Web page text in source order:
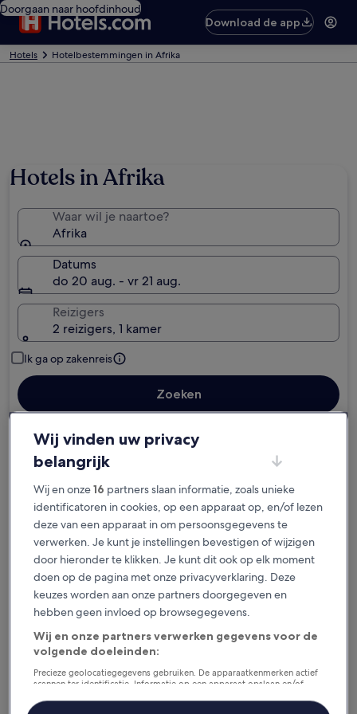
Doorgaan naar hoofdinhoud
Download de app
Hotels Hotelbestemmingen in Afrika
Hotels in Afrika
Waar wil je naartoe?
Afrika
Datums
do 20 aug. - vr 21 aug.
Reizigers
2 reizigers, 1 kamer
Ik ga op zakenreis
Zoeken
Gratis annuleringsopties als je plannen
veranderen
Spaar beloningen voor elke nacht van je
verblijf
Bespaar meer met ledenprijzen
Bekijk de prijzen voor deze datums
Vandaag
Morgen
Wij vinden uw privacy
belangrijk
Wij en onze16 partners slaan informatie, zoals unieke
identificatoren in cookies, op een apparaat op, en/of lezen
deze van een apparaat in om persoonsgegevens te
verwerken. Je kunt je instellingen bevestigen of wijzigen
door hieronder te klikken. Je kunt dit ook op elk moment
doen op de pagina met onze privacyverklaring. Deze
keuzes worden aan onze partners doorgegeven en
hebben geen invloed op browsegegevens.
Wij en onze partners verwerken gegevens voor de
volgende doeleinden:
Precieze geolocatiegegevens gebruiken. De apparaatkenmerken actief
scannen ter identificatie. Informatie op een apparaat opslaan en/of
contentmetingen, doelgroepenonderzoek en ontwikkeling van